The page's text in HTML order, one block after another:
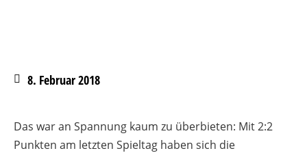
8. Februar 2018
Das war an Spannung kaum zu überbieten: Mit 2:2
Punkten am letzten Spieltag haben sich die